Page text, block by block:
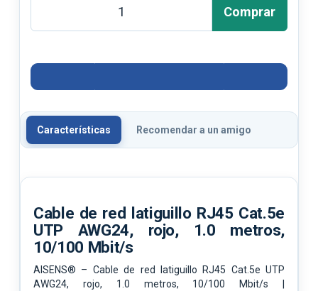
Comprar
Características Recomendar a un amigo
Cable de red latiguillo RJ45 Cat.5e
UTP AWG24, rojo, 1.0 metros,
10/100 Mbit/s
AISENS® – Cable de red latiguillo RJ45 Cat.5e UTP
AWG24, rojo, 1.0 metros, 10/100 Mbit/s |